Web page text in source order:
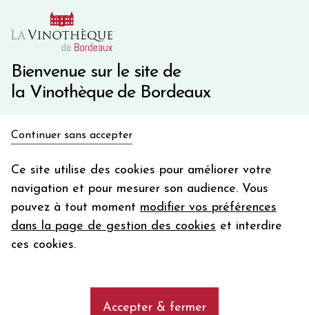
Bienvenue sur le site de
la Vinothèque de Bordeaux
Continuer sans accepter
Ce site utilise des cookies pour améliorer votre
navigation et pour mesurer son audience. Vous
pouvez à tout moment modifier vos préférences
dans la page de gestion des cookies et interdire
ces cookies.
Accepter & fermer
10€ de remise immédiate sur votre première commande
Une question ?
en bon d'achat
Votre
email
En m’abonnant, j’accepte de recevoir la newsletter de la